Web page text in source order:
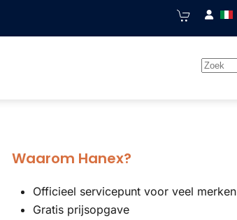
Waarom Hanex?
Officieel servicepunt voor veel merken
Gratis prijsopgave